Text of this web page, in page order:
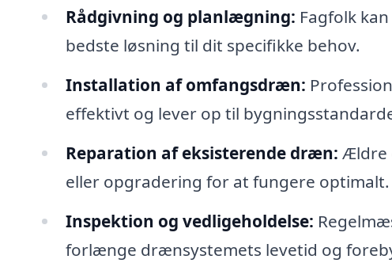
Rådgivning og planlægning: Fagfolk
bedste løsning til dit specifikke behov.
Installation af omfangsdræn:
effektivt og lever op til
Reparation af eksisterende dræn: Ældre
eller opgradering for at fungere optimalt.
Inspektion og vedligeholdelse:
forlænge drænsystemets levetid og